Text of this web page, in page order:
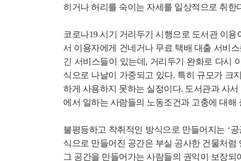
히거나 허리를 숙이는 자세를 일상적으로 취한
코로나19 시기 거리두기 시행으로 도서관 이
서 이용자에게 건네거나 무료 택배 대출 서비
긴 서비스들이 있는데, 거리두기 완화로 다시
식으로 나날이 가중되고 있다. 특히 규모가 크
하게 사용하지 못하는 실정이다. 도서관과 사
에서 일하는 사람들의 노동조건과 고충에 대해
불평등하고 착취적인 방식으로 만들어지는 ‘
식으로 만들어진 공간은 부실 공사한 건물처
그 공간을 만들어가는 사람들의 권익이 보장